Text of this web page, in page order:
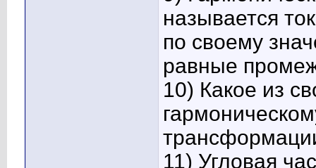
называется
по своему
равные
10) Какое из
11) Угловая